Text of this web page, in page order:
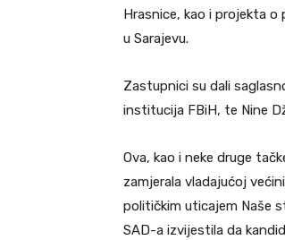
Hrasnice, kao i projekta
u Sarajevu.
Zastupnici su dali
institucija FBiH, te Nine
Ova, kao i neke druge
zamjerala vladajućoj
političkim uticajem Naše
SAD-a izvijestila da